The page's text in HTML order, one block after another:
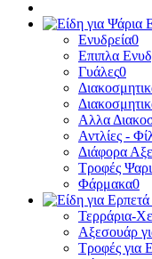
Ενυδρεία0
Επιπλα
Γυάλες0
Αλλα
Αντλίες -
Διάφορα
Τροφές
Φάρμακα0
Τερράρια-
Αξεσουάρ
Τροφές για